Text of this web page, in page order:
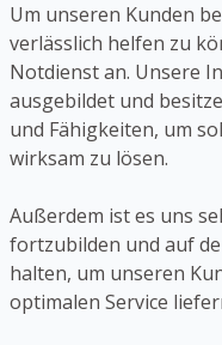
Um unseren Kunden
verlässlich helfen zu
Notdienst an. Unsere
ausgebildet und
und Fähigkeiten, um
wirksam zu lösen.
Außerdem ist es uns
fortzubilden und auf
halten, um unseren
optimalen Service